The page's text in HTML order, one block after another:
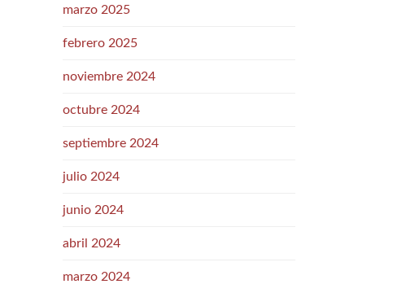
marzo 2025
febrero 2025
noviembre 2024
octubre 2024
septiembre 2024
julio 2024
junio 2024
abril 2024
marzo 2024